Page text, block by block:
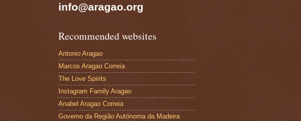
info@aragao.org
Recommended websites
Antonio Aragao
Marcos Aragao Correia
The Love Spirits
Instagram Family Aragao
Anabel Aragao Correia
Governo da Região Autónoma da Madeira